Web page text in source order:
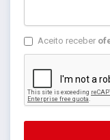
Aceito receber